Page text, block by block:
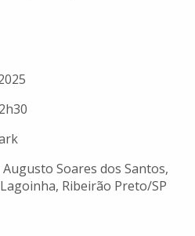
Soares dos Santos,
Ribeirão Preto/SP